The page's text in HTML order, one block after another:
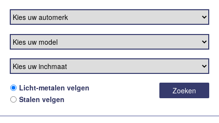
Zoeken
Licht-metalen velgen
Stalen velgen